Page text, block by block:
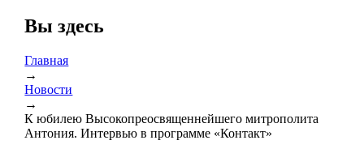
Вы здесь
Главная
→
Новости
→
К юбилею Высокопреосвященнейшего митрополита
Антония. Интервью в программе «Контакт»